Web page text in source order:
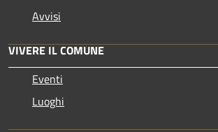
Avvisi
VIVERE IL COMUNE
Eventi
Luoghi